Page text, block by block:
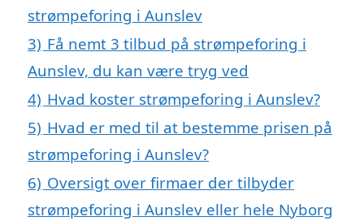
strømpeforing i Aunslev
3) Få nemt 3 tilbud på strømpeforing i
Aunslev, du kan være tryg ved
4) Hvad koster strømpeforing i Aunslev?
5) Hvad er med til at bestemme prisen på
strømpeforing i Aunslev?
6) Oversigt over firmaer der tilbyder
strømpeforing i Aunslev eller hele Nyborg